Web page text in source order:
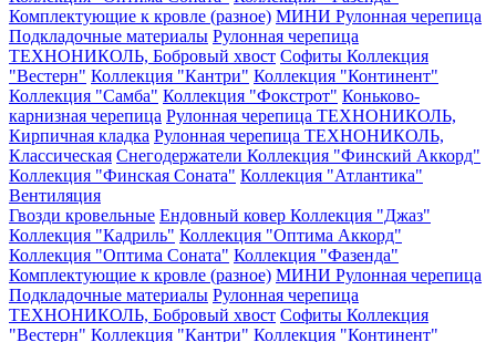
Комплектующие к кровле (разное) МИНИ Рулонная черепица
Подкладочные материалы Рулонная черепица
ТЕХНОНИКОЛЬ, Бобровый хвост Софиты Коллекция
"Вестерн" Коллекция "Кантри" Коллекция "Континент"
Коллекция "Самба" Коллекция "Фокстрот" Коньково-
карнизная черепица Рулонная черепица ТЕХНОНИКОЛЬ,
Кирпичная кладка Рулонная черепица ТЕХНОНИКОЛЬ,
Классическая Снегодержатели Коллекция "Финский Аккорд"
Коллекция "Финская Соната" Коллекция "Атлантика"
Вентиляция
Гвозди кровельные Ендовный ковер Коллекция "Джаз"
Коллекция "Кадриль" Коллекция "Оптима Аккорд"
Коллекция "Оптима Соната" Коллекция "Фазенда"
Комплектующие к кровле (разное) МИНИ Рулонная черепица
Подкладочные материалы Рулонная черепица
ТЕХНОНИКОЛЬ, Бобровый хвост Софиты Коллекция
"Вестерн" Коллекция "Кантри" Коллекция "Континент"